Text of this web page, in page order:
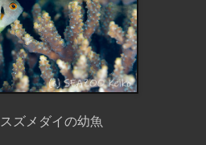
ズメダイの幼魚